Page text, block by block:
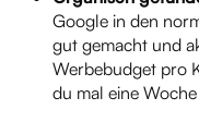
Google in den
gut gemacht und
Werbebudget pro
du mal eine